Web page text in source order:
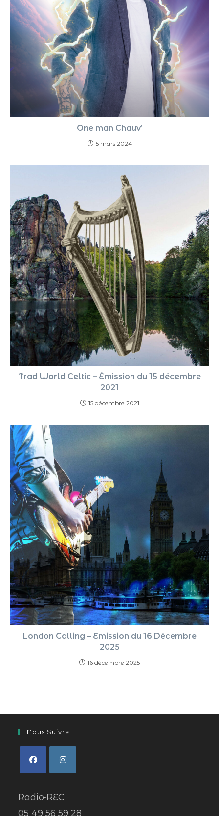
One man Chauv’
5 mars 2024
Trad World Celtic – Émission du 15 décembre
2021
15 décembre 2021
London Calling – Émission du 16 Décembre
2025
16 décembre 2025
Nous Suivre
Radio•REC
05 49 56 59 28